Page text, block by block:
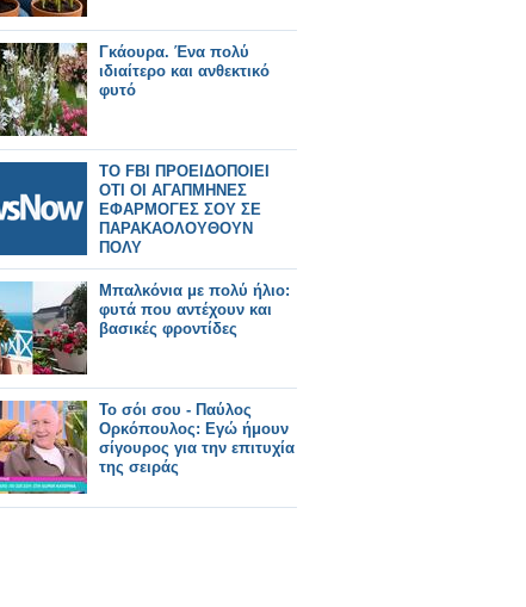
Γκάουρα. Ένα πολύ
ιδιαίτερο και ανθεκτικό
φυτό
TO FBI ΠΡΟΕΙΔΟΠΟΙΕΙ
ΟΤΙ ΟΙ ΑΓΑΠΜΗΝΕΣ
ΕΦΑΡΜΟΓΕΣ ΣΟΥ ΣΕ
ΠΑΡΑΚΑΟΛΟΥΘΟΥΝ
ΠΟΛΥ
Μπαλκόνια με πολύ ήλιο:
φυτά που αντέχουν και
βασικές φροντίδες
Το σόι σου - Παύλος
Ορκόπουλος: Εγώ ήμουν
σίγουρος για την επιτυχία
της σειράς